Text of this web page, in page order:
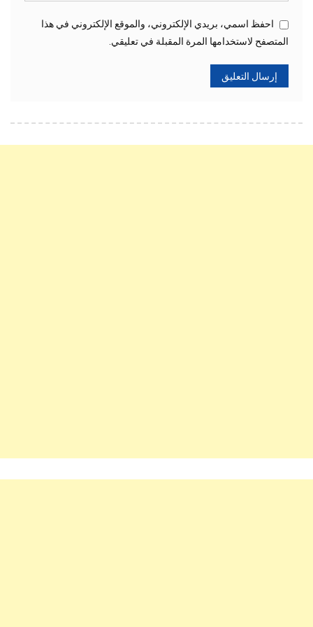
احفظ اسمي، بريدي الإلكتروني، والموقع الإلكتروني في هذا
المتصفح لاستخدامها المرة المقبلة في تعليقي.